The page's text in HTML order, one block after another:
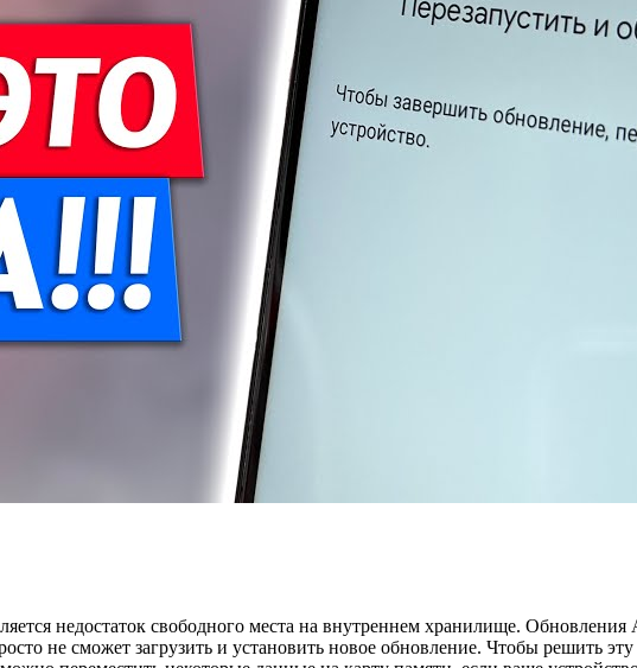
недостаток свободного места на внутреннем хранилище. Обновления
не сможет загрузить и установить новое обновление. Чтобы решить